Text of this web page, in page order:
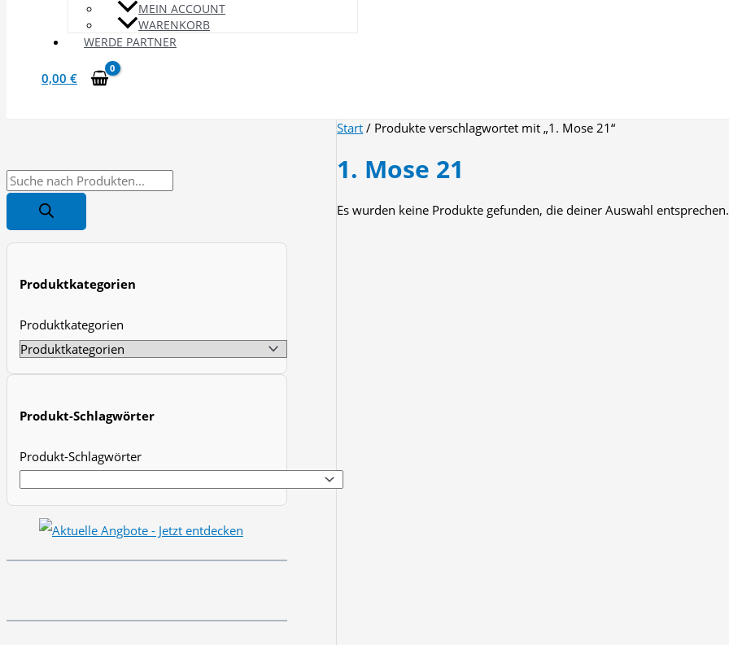
MEIN ACCOUNT
WARENKORB
WERDE PARTNER
0,00 €
P
o
s
Produktkategorien
Produktkategorien
Produkt-Schlagwörter
Produkt-Schlagwörter
Start / Produkte verschlagwortet mit „1. Mose 21“
1. Mose 21
Es wurden keine Produkte gefunden, die deiner Auswahl entsprechen.